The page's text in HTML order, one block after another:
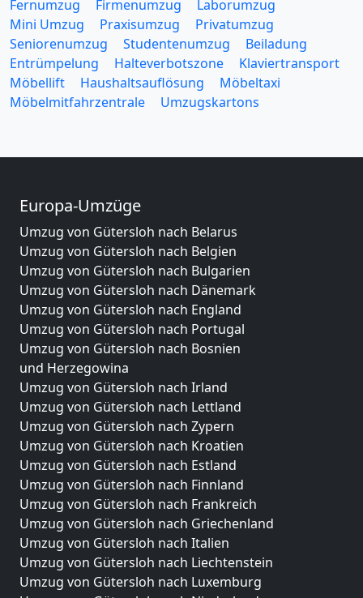
Fernumzug
Firmenumzug
Laborumzug
Mini Umzug
Praxisumzug
Privatumzug
Seniorenumzug
Studentenumzug
Beiladung
Entrümpelung
Halteverbotszone
Klaviertransport
Möbellift
Haushaltsauflösung
Möbeltaxi
Möbelmitfahrzentrale
Umzugskartons
Europa-Umzüge
Umzug von Gütersloh nach Belarus
Umzug von Gütersloh nach Belgien
Umzug von Gütersloh nach Bulgarien
Umzug von Gütersloh nach Dänemark
Umzug von Gütersloh nach England
Umzug von Gütersloh nach Portugal
Umzug von Gütersloh nach Bosnien
und Herzegowina
Umzug von Gütersloh nach Irland
Umzug von Gütersloh nach Lettland
Umzug von Gütersloh nach Zypern
Umzug von Gütersloh nach Kroatien
Umzug von Gütersloh nach Estland
Umzug von Gütersloh nach Finnland
Umzug von Gütersloh nach Frankreich
Umzug von Gütersloh nach Griechenland
Umzug von Gütersloh nach Italien
Umzug von Gütersloh nach Liechtenstein
Umzug von Gütersloh nach Luxemburg